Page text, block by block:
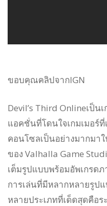
ขอบคุณคลิปจากIGN
Devil’s Third Onlineเป็
แอคชั่นที่โดนใจเกมเมอร์
คอนโซลเป็นอย่างมากมา
ของ Valhalla Game
เต็มรูปแบบพร้อมอัพเกรด
การเล่นที่มีหลากหลายรูป
หลายประเภทที่เด็ดสุดคือ